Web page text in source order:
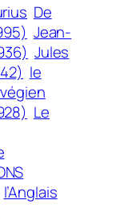
De
Jean-
Jules
le
Le
l’Anglais